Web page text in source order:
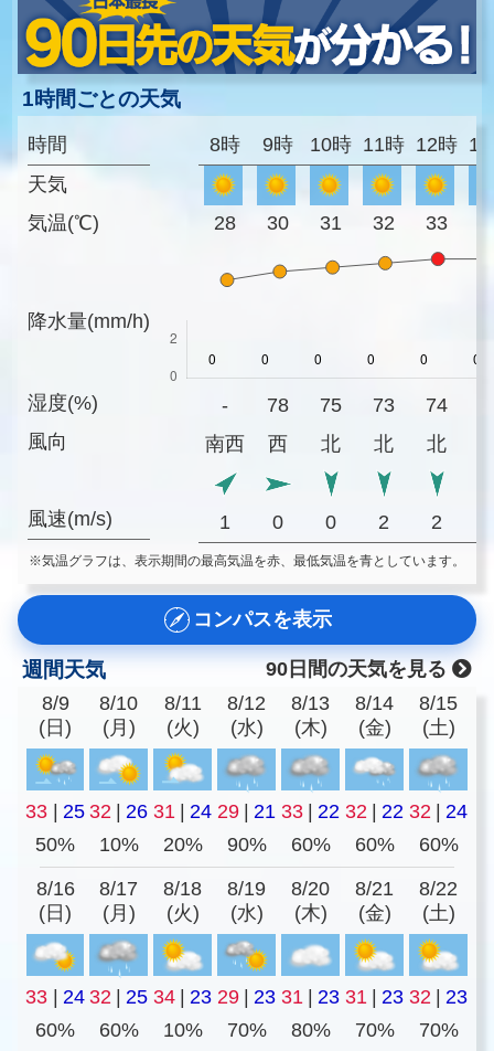
1時間ごとの天気
時間
天気
気温(℃)
降水量(mm/h)
湿度(%)
風向
風速(m/s)
8時 9時 10時 11時 12時
28 30 31 32 33
- 78 75 73 74
南西
西 北 北 北
1 0 0 2 2
※気温グラフは、表示期間の最高気温を赤、最低気温を青としています。
コンパスを表示
週間天気
90日間の天気を見る
8/9
(日)
8/10
(月)
8/11
(火)
8/12
(水)
8/13
(木)
8/14
(金)
8/15
(土)
33 25 32 26 31 24 29 21 33 22 32 22 32
24
50%
10% 20% 90% 60% 60% 60%
8/16
(日)
8/17
(月)
8/18
(火)
8/19
(水)
8/20
(木)
8/21
(金)
8/22
(土)
33 24 32 25 34 23 29 23 31 23 31 23 32
23
60%
60% 10% 70% 80% 70%
70%